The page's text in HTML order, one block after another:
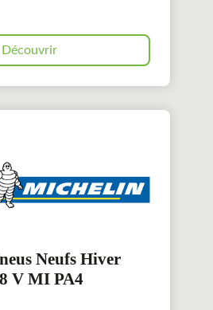
Découvrir
Neufs Hiver
V MI PA4